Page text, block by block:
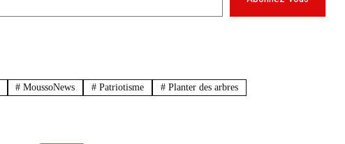
# MoussoNews # Patriotisme # Planter des arbres